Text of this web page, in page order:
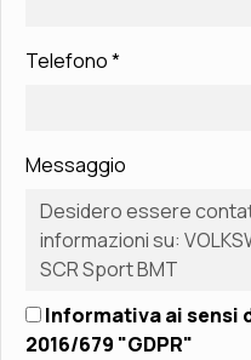
Telefono*
Messaggio
Informativa ai sensi
2016/679 "GDPR"